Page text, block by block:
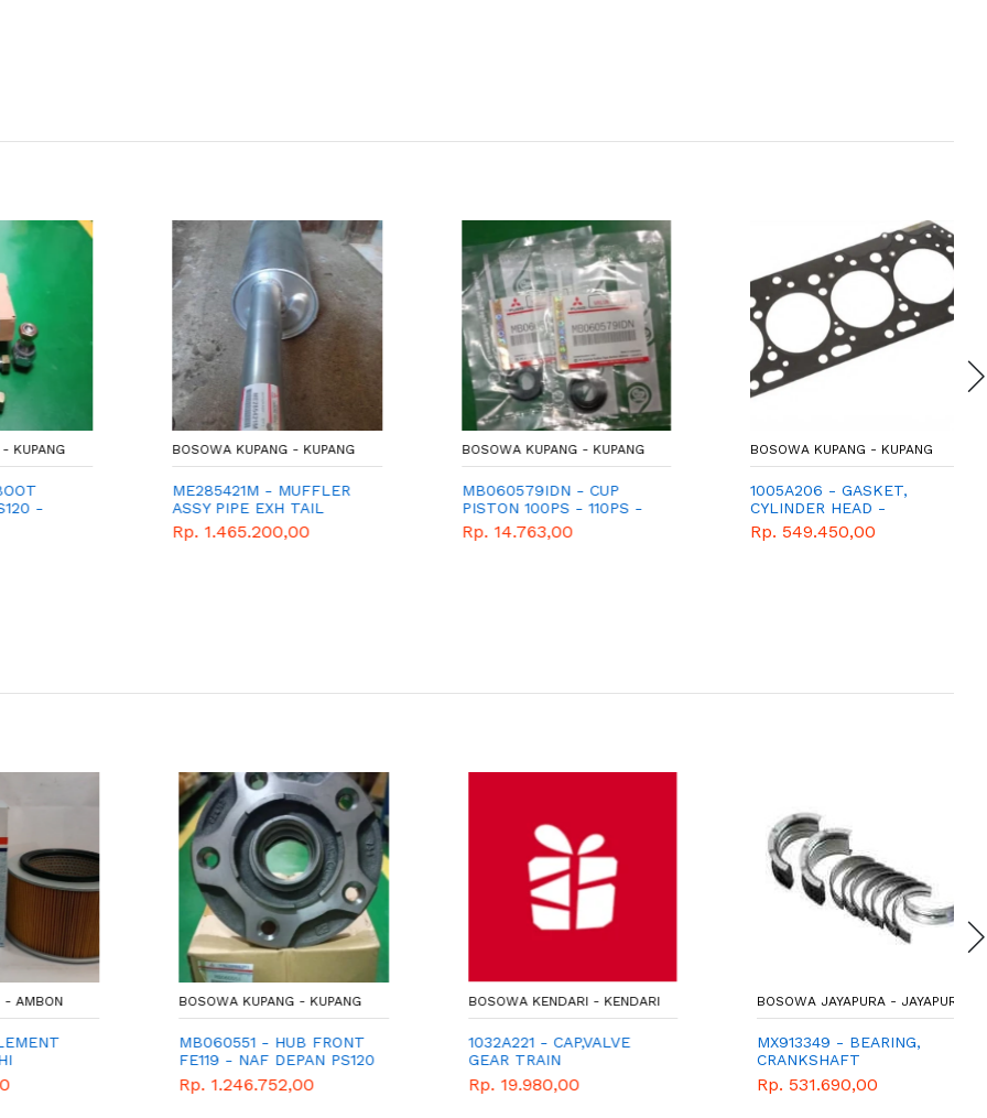
-
BOSOWA KUPANG - KUPANG
ME285421M - MUFFLER
ASSY PIPE EXH TAIL
Rp. 1.465.200,00
BOSOWA KUPANG - KUPANG
MB060579IDN - CUP
PISTON 100PS - 110PS -
KARET REM PS110
Rp. 14.763,00
BOSOWA KUPANG - KUPANG
1005A206 - GASKET,
CYLINDER HEAD -
MITSUBISHI - PAJERO -
MONTERO SPORT - L200
Rp. 549.450,00
BOSOWA KUPANG - KUPANG
MB060551 - HUB FRONT
FE119 - NAF DEPAN PS120
- NAF DEPAN RAGASA
Rp. 1.246.752,00
BOSOWA KENDARI - KENDARI
1032A221 - CAP,VALVE
GEAR TRAIN
Rp. 19.980,00
BOSOWA JAYAPURA - JAYAPURA
MX913349 - BEARING,
CRANKSHAFT
Rp. 531.690,00